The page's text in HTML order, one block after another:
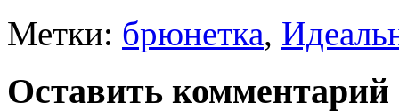
Метки: брюнетка,
Оставить комментарий